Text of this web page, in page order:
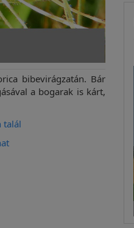
bibevirágzatán. Bár
a bogarak is kárt,
talál